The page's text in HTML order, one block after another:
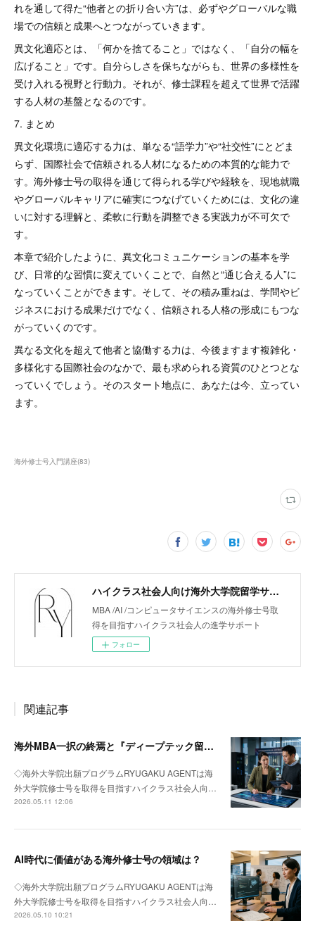
れを通して得た“他者との折り合い方”は、必ずやグローバルな職
場での信頼と成果へとつながっていきます。
異文化適応とは、「何かを捨てること」ではなく、「自分の幅を
広げること」です。自分らしさを保ちながらも、世界の多様性を
受け入れる視野と行動力。それが、修士課程を超えて世界で活躍
する人材の基盤となるのです。
7. まとめ
異文化環境に適応する力は、単なる“語学力”や“社交性”にとどま
らず、国際社会で信頼される人材になるための本質的な能力で
す。海外修士号の取得を通じて得られる学びや経験を、現地就職
やグローバルキャリアに確実につなげていくためには、文化の違
いに対する理解と、柔軟に行動を調整できる実践力が不可欠で
す。
本章で紹介したように、異文化コミュニケーションの基本を学
び、日常的な習慣に変えていくことで、自然と“通じ合える人”に
なっていくことができます。そして、その積み重ねは、学問やビ
ジネスにおける成果だけでなく、信頼される人格の形成にもつな
がっていくのです。
異なる文化を超えて他者と協働する力は、今後ますます複雑化・
多様化する国際社会のなかで、最も求められる資質のひとつとな
っていくでしょう。そのスタート地点に、あなたは今、立ってい
ます。
海外修士号入門講座(83)
ハイクラス社会人向け海外大学院留学サポート「リューガクエージェント」
MBA /AI /コンピュータサイエンスの海外修士号取
得を目指すハイクラス社会人の進学サポート
フォロー
関連記事
海外MBA一択の終焉と『ディープテック留学』への回帰
◇海外大学院出願プログラムRYUGAKU AGENTは海
外大学院修士号を取得を目指すハイクラス社会人向…
2026.05.11 12:06
AI時代に価値がある海外修士号の領域は？
◇海外大学院出願プログラムRYUGAKU AGENTは海
外大学院修士号を取得を目指すハイクラス社会人向…
2026.05.10 10:21